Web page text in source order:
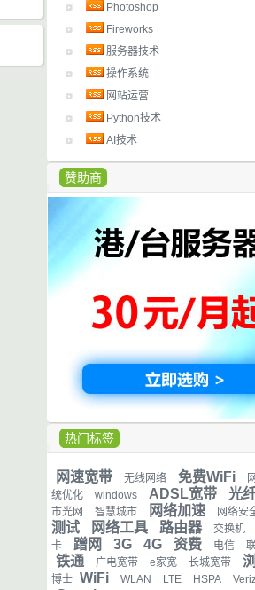
Photoshop
Fireworks
服务器技术
操作系统
网站运营
Python技术
AI技术
赞助商
热门标签
网速宽带 无线网络 免费WiFi
统优化
windows ADSL宽带 光
市光网
智慧城市 网络加速 网络安
测试
网络工具 路由器 交换机
卡
蹭网 3G 4G 资费 电信
铁通 广电宽带 e家宽 长城宽带
博士 WiFi WLAN LTE HSPA